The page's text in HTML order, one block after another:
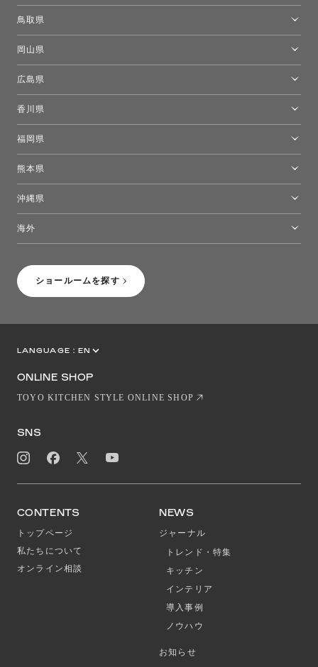
ショールームを探す
鳥取県
岡山県
広島県
香川県
福岡県
熊本県
沖縄県
海外
LANGUAGE : EN
ONLINE SHOP
TOYO KITCHEN STYLE ONLINE SHOP
SNS
CONTENTS
トップページ
私たちについて
オンライン相談
NEWS
ジャーナル
トレンド・特集
キッチン
インテリア
導入事例
ノウハウ
お知らせ